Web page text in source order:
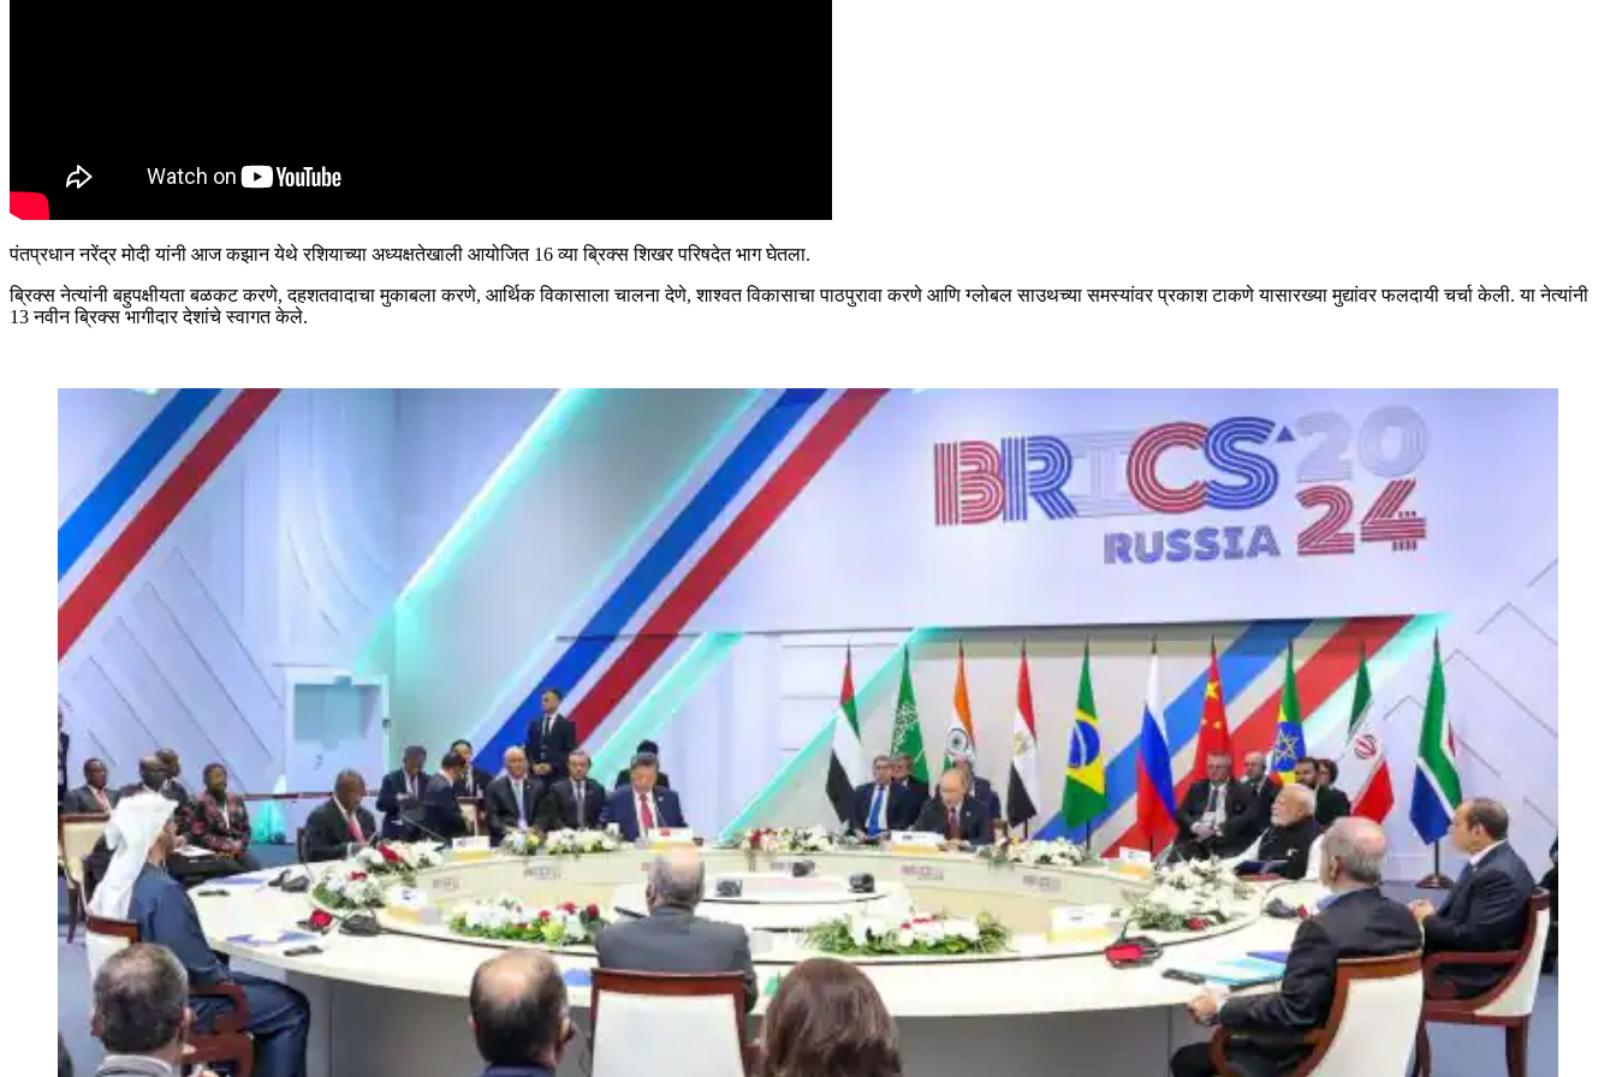
पंतप्रधान नरेंद्र मोदी यांनी आज कझान येथे रशियाच्या अध्यक्षतेखाली आयोजित 16 व्या ब्रिक्स शिखर परिषदेत भाग घेतला.
ब्रिक्स नेत्यांनी बहुपक्षीयता बळकट करणे, दहशतवादाचा मुकाबला करणे, आर्थिक विकासाला चालना देणे, शाश्वत विकासाचा पाठपुरावा करणे आणि ग्लोबल साउथच्या समस्यांवर प्रकाश टाकणे यासारख्या मुद्यांवर फलदायी चर्चा केली. या नेत्यांनी
13 नवीन ब्रिक्स भागीदार देशांचे स्वागत केले.